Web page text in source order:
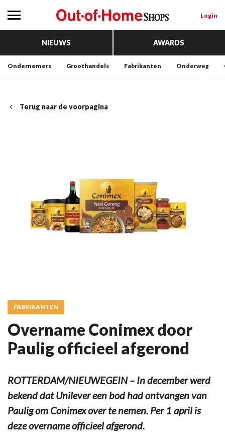
Login
NIEUWS AWARDS
Ondernemers Groothandels Fabrikanten Onderweg
Terug naar de voorpagina
FABRIKANTEN
Overname Conimex door
Paulig officieel afgerond
ROTTERDAM/NIEUWEGEIN – In december werd
bekend dat Unilever een bod had ontvangen van
Paulig om Conimex over te nemen. Per 1 april is
deze overname officieel afgerond.